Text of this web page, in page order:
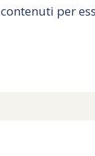
contenuti per